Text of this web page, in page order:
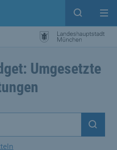
Suche
Umgesetzte